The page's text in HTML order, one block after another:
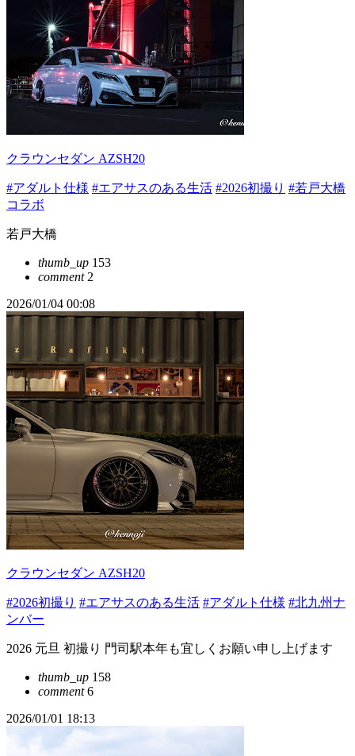
クラウンセダン AZSH20
#アダルト仕様 #エアサスのある生活 #2026初撮り #若戸大橋
コラボ
若戸大橋
thumb_up 153
comment2
2026/01/04 00:08
クラウンセダン AZSH20
#2026初撮り #エアサスのある生活 #アダルト仕様 #北九州ナ
ンバー
2026 元旦 初撮り 門司駅本年も宜しくお願い申し上げます
thumb_up 158
comment6
2026/01/01 18:13